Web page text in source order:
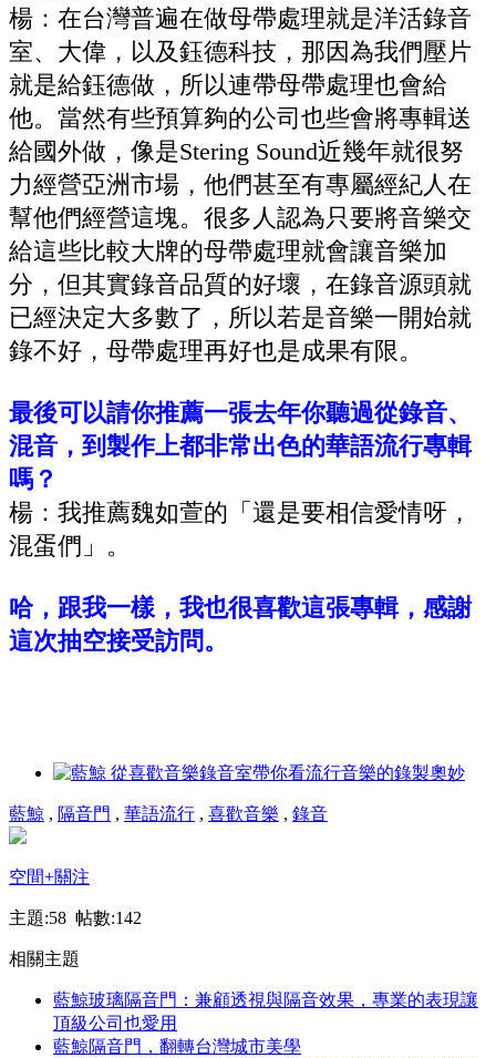
楊：在台灣普遍在做母帶處理就是洋活錄音
室、大偉，以及鈺德科技，那因為我們壓片
就是給鈺德做，所以連帶母帶處理也會給
他。 當然有些預算夠的公司也些會將專輯送
給國外做，像是Stering Sound近幾年就很努
力經營亞洲市場，他們甚至有專屬經紀人在
幫他們經營這塊。很多人認為只要將音樂交
給這些比較大牌的母帶處理就會讓音樂加
分，但其實錄音品質的好壞，在錄音源頭就
已經決定大多數了，所以若是音樂一開始就
錄不好，母帶處理再好也是成果有限。
最後可以請你推薦一張去年你聽過從錄音、
混音，到製作上都非常出色的華語流行專輯
嗎？
楊：我推薦魏如萱的「還是要相信愛情呀，
混蛋們」。
哈，跟我一樣，我也很喜歡這張專輯，感謝
這次抽空接受訪問。
藍鯨 , 隔音門 , 華語流行 , 喜歡音樂 , 錄音
空間+關注
主題:58 帖數:142
相關主題
藍鯨玻璃隔音門：兼顧透視與隔音效果，專業的表現讓
頂級公司也愛用
藍鯨隔音門，翻轉台灣城市美學